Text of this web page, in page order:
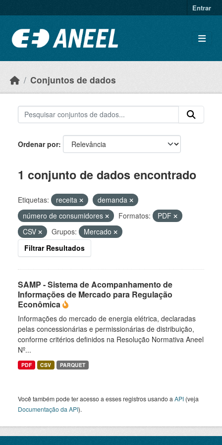
Entrar
Conjuntos de dados
Ordenar por
1 conjunto de dados encontrado
Etiquetas: receita
demanda
número de consumidores
Formatos:
PDF
CSV
Grupos:
Mercado
Filtrar Resultados
SAMP - Sistema de Acompanhamento de
Informações de Mercado para Regulação
Econômica
Informações do mercado de energia elétrica, declaradas
pelas concessionárias e permissionárias de distribuição,
conforme critérios definidos na Resolução Normativa Aneel
Nº...
PDF CSV PARQUET
Você também pode ter acesso a esses registros usando a API (veja
Documentação da API).